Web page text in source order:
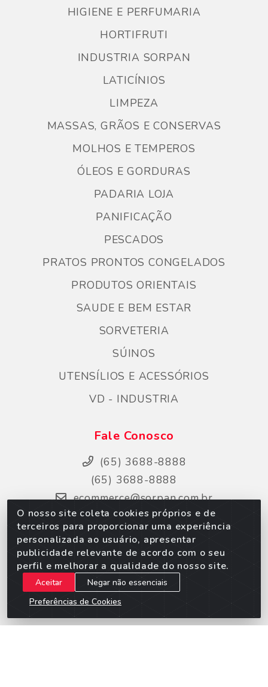
O nosso site coleta cookies próprios e de
terceiros para proporcionar uma experiência
personalizada ao usuário, apresentar
publicidade relevante de acordo com o seu
perfil e melhorar a qualidade do nosso site.
Aceitar
Negar não essenciais
Preferências de Cookies
HIGIENE E PERFUMARIA
HORTIFRUTI
INDUSTRIA SORPAN
LATICÍNIOS
LIMPEZA
MASSAS, GRÃOS E CONSERVAS
MOLHOS E TEMPEROS
ÓLEOS E GORDURAS
PADARIA LOJA
PANIFICAÇÃO
PESCADOS
PRATOS PRONTOS CONGELADOS
PRODUTOS ORIENTAIS
SAUDE E BEM ESTAR
SORVETERIA
SÚINOS
UTENSÍLIOS E ACESSÓRIOS
VD - INDUSTRIA
Fale Conosco
(65) 3688-8888
(65) 3688-8888
ecommerce@sorpan.com.br
Instagram
Facebook
LikedIn
Site Seguro